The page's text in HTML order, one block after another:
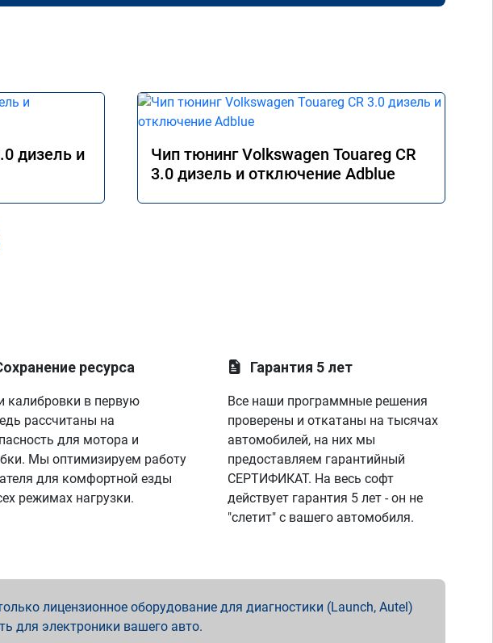
дизель и
Чип тюнинг Volkswagen Touareg CR
3.0 дизель и отключение Adblue
ресурса
калибровки в первую
рассчитаны на
для мотора и
Мы оптимизируем работу
для комфортной езды
режимах нагрузки.
Гарантия 5 лет
Все наши программные решения
проверены и откатаны на тысячах
автомобилей, на них мы
предоставляем гарантийный
СЕРТИФИКАТ. На весь софт
действует гарантия 5 лет - он не
"слетит" с вашего автомобиля.
лицензионное оборудование для диагностики (Launch, Autel)
для электроники вашего авто.